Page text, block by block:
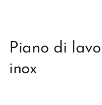
Piano di
inox